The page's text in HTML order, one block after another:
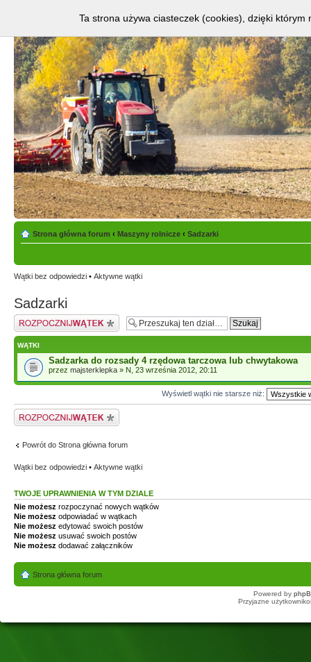
Strona główna forum ‹ Maszyny rolnicze ‹ Sadzarki
Wątki bez odpowiedzi • Aktywne wątki
Sadzarki
Napisz wątek
WĄTKI
Sadzarka do rozsady 4 rzędowa tarczowa lub chwytakowa
przez majsterklepka » N, 23 września 2012, 20:11
Wyświetl wątki nie starsze niż:
Napisz wątek
Powrót do Strona główna forum
Wątki bez odpowiedzi • Aktywne wątki
TWOJE UPRAWNIENIA W TYM DZIALE
Nie możesz rozpoczynać nowych wątków
Nie możesz odpowiadać w wątkach
Nie możesz edytować swoich postów
Nie możesz usuwać swoich postów
Nie możesz dodawać załączników
Strona główna forum
Powered by
Przyjazne
Ta strona używa ciasteczek (cookies), dzięki którym